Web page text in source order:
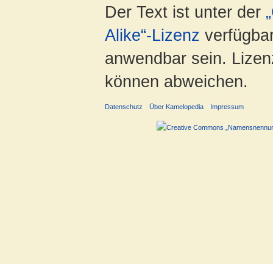
Der Text ist unter der
Alike“-Lizenz
anwendbar sein.
können abweichen.
Datenschutz Über Kamelopedia Impressum